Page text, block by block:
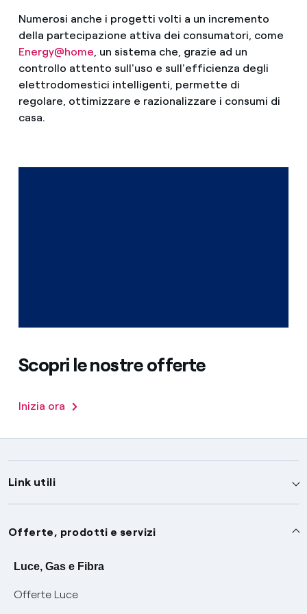
Numerosi anche i progetti volti a un incremento
della partecipazione attiva dei consumatori, come
Energy@home , un sistema che, grazie ad un
controllo attento sull'uso e sull'efficienza degli
elettrodomestici intelligenti, permette di
regolare, ottimizzare e razionalizzare i consumi di
casa.
Scopri le nostre offerte
Inizia ora
Link utili
Assistenza
Avvisi
SOS luce e gas
Servizi
Offerte, prodotti e servizi
Luce, Gas e Fibra
Offerte Luce